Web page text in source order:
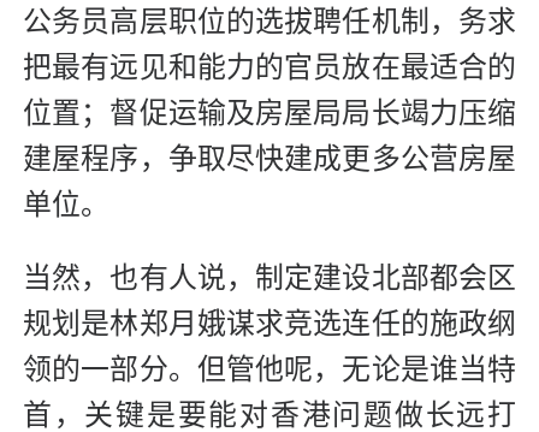
公务员高层职位的选拔聘任机制，务求
把最有远见和能力的官员放在最适合的
位置；督促运输及房屋局局长竭力压缩
建屋程序，争取尽快建成更多公营房屋
单位。
当然，也有人说，制定建设北部都会区
规划是林郑月娥谋求竞选连任的施政纲
领的一部分。但管他呢，无论是谁当特
首，关键是要能对香港问题做长远打